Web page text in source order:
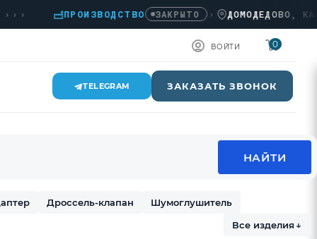
ПРОИЗВОДСТВО ЗАКРЫТО › ДОМОДЕДОВО,
ВОЙТИ 0
TELEGRAM ЗАКАЗАТЬ ЗВОНОК
Дроссель-клапан
Шумоглушитель
Все изделия ↓